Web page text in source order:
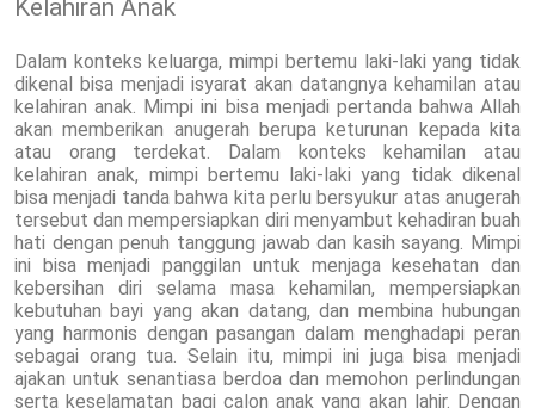
Kelahiran Anak
Dalam konteks keluarga, mimpi bertemu laki-laki yang tidak
dikenal bisa menjadi isyarat akan datangnya kehamilan atau
kelahiran anak. Mimpi ini bisa menjadi pertanda bahwa Allah
akan memberikan anugerah berupa keturunan kepada kita
atau orang terdekat. Dalam konteks kehamilan atau
kelahiran anak, mimpi bertemu laki-laki yang tidak dikenal
bisa menjadi tanda bahwa kita perlu bersyukur atas anugerah
tersebut dan mempersiapkan diri menyambut kehadiran buah
hati dengan penuh tanggung jawab dan kasih sayang. Mimpi
ini bisa menjadi panggilan untuk menjaga kesehatan dan
kebersihan diri selama masa kehamilan, mempersiapkan
kebutuhan bayi yang akan datang, dan membina hubungan
yang harmonis dengan pasangan dalam menghadapi peran
sebagai orang tua. Selain itu, mimpi ini juga bisa menjadi
ajakan untuk senantiasa berdoa dan memohon perlindungan
serta keselamatan bagi calon anak yang akan lahir. Dengan